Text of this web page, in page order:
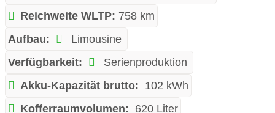
Reichweite WLTP: 758 km
Aufbau:
Limousine
Verfügbarkeit:
Serienproduktion
Akku-Kapazität brutto: 102 kWh
Kofferraumvolumen: 620 Liter